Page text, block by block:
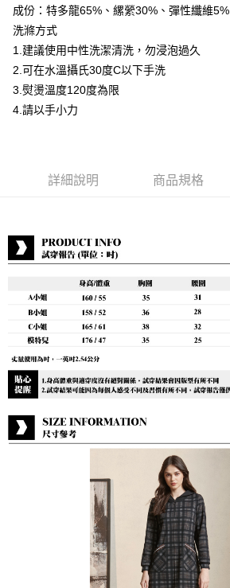
貨到付款
運送方式
付款後全家取貨
每筆NT$80，滿NT$399(含以上)免運費
宅配到府
每筆NT$80，滿NT$888(含以上)免運費
成份：特多龍65%、縲縈30%、彈性纖維5%
洗滌方式
1.建議使用中性洗潔清洗，勿浸泡過久
2.可在水溫攝氏30度C以下手洗
3.熨燙溫度120度為限
4.請以手小力
詳細說明 商品規格